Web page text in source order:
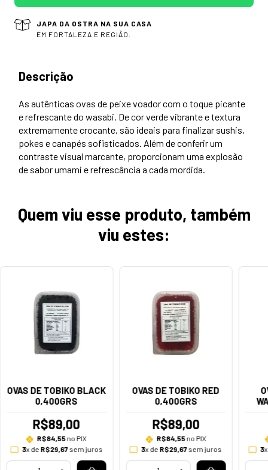
JAPA DA OSTRA NA SUA CASA
EM FORTALEZA E REGIÃO.
Descrição
As autênticas ovas de peixe voador com o toque picante
e refrescante do wasabi. De cor verde vibrante e textura
extremamente crocante, são ideais para finalizar sushis,
pokes e canapés sofisticados. Além de conferir um
contraste visual marcante, proporcionam uma explosão
de sabor umami e refrescância a cada mordida.
Quem viu esse produto, também
viu estes:
OVAS DE TOBIKO BLACK
0,400GRS
R$89,00
R$84,55no PIX
3x de R$29,67sem juros
OVAS DE TOBIKO RED
0,400GRS
R$89,00
R$84,55no PIX
3x de R$29,67sem juros 3